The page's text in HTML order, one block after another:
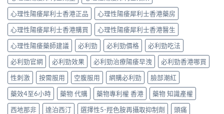
發
揮、
副
作
用〉
中
西
汀
雙
效
機
制、
正
確
用
法〉
中
PDE11
機
制、
風
險
因
子
與
減
輕
方
法〉
中
心理性陽痿犀利士香港正品
心理性陽痿犀利士香港藥房
心理性陽痿犀利士香港購買
心理性陽痿犀利士香港醫生
心理性陽痿藥師建議
必利勁 必利勁價格
必利勁吃法
必利勁官網
必利勁效果 必利勁治療陽痿早洩
必利勁香港哪買
性刺激
按需服用 空腹服用 網購必利勁
臉部潮紅
藥效4至6小時
藥物 代購 藥物專利權 香港
藥物 知識產權
西地那非
達泊西汀 選擇性5-羥色胺再攝取抑制劑
頭痛